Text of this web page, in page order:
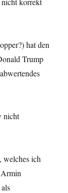
hat den
Trump
nicht
welches ich